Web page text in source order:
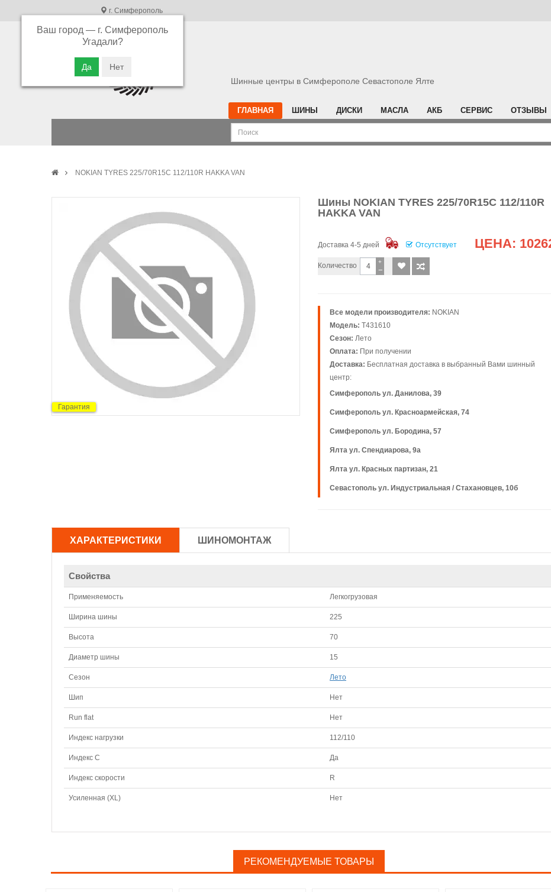
г. Симферополь
Ваш город — г. Симферополь
Угадали?
В связи с высокой загрузкой операторов
Приносим свои извинения
Шинные центры в Симферополе Севастополе Ялте
ГЛАВНАЯ ШИНЫ ДИСКИ МАСЛА АКБ СЕРВИС ОТЗЫВЫ
NOKIAN TYRES 225/70R15C 112/110R HAKKA VAN
Гарантия
Шины NOKIAN TYRES 225/70R15C 112/110R
HAKKA VAN
Доставка 4-5 дней Отсутствует ЦЕНА:
Количество −
+
Все модели производителя: NOKIAN
Модель: T431610
Сезон: Лето
Оплата: При получении
Доставка: Бесплатная доставка в выбранный Вами шинный
центр:
Симферополь ул. Данилова, 39
Симферополь ул. Красноармейская, 74
Симферополь ул. Бородина, 57
Ялта ул. Спендиарова, 9а
Ялта ул. Красных партизан, 21
Севастополь ул. Индустриальная / Стахановцев, 10б
ХАРАКТЕРИСТИКИ ШИНОМОНТАЖ
Свойства
Применяемость Легкогрузовая
Ширина шины 225
Высота 70
Диаметр шины 15
Сезон Лето
Шип Нет
Run flat Нет
Индекс нагрузки 112/110
Индекс С Да
Индекс скорости R
Усиленная (XL) Нет
РЕКОМЕНДУЕМЫЕ ТОВАРЫ